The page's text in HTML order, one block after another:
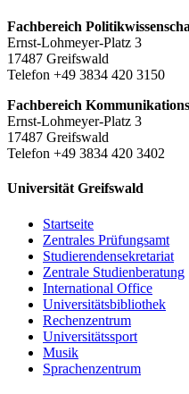
Fachbereich
Ernst-Lohmeyer-Platz 3
17487 Greifswald
Telefon +49 3834 420 3150
Fachbereich
Ernst-Lohmeyer-Platz 3
17487 Greifswald
Telefon +49 3834 420 3402
Universität Greifswald
Startseite
Zentrales Prüfungsamt
Studierendensekretariat
Zentrale Studienberatung
International Office
Universitätsbibliothek
Rechenzentrum
Universitätssport
Musik
Sprachenzentrum